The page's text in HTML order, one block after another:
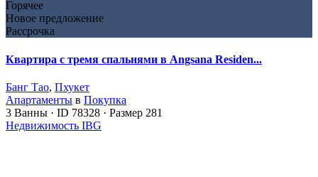
Горячее
Новое предложение
Рассрочка
Квартира с тремя спальнями в Angsana Residen...
Банг Тао, Пхукет
Апартаменты в Покупка
3 Ванны · ID 78328 · Размер 281
Недвижимость IBG